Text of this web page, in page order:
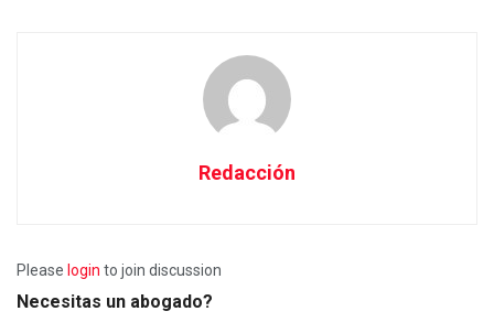
Redacción
Please login to join discussion
Necesitas un abogado?